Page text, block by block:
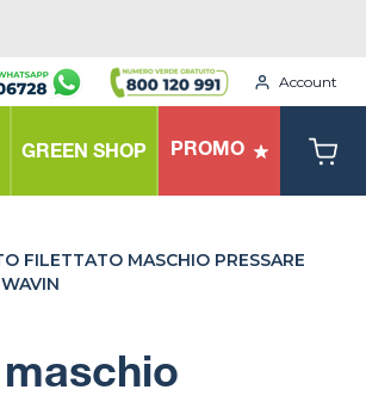
Account
GREEN SHOP PROMO
FILETTATO MASCHIO PRESSARE